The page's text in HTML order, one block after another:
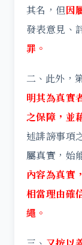
其名，但因
發表意見、
罪。
二、此外，
明其為真實
之保障，並
述誹謗事項
屬真實，始
內容為真實
相當理由確
繩。